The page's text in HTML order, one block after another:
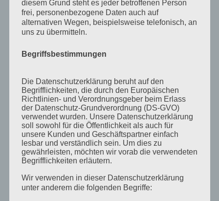
November 2011
Oktober 2011
August 2011
Juni 2011
Mai 2011
April 2011
März 2011
Februar 2011
Dezember 2010
diesem Grund steht es jeder betroffenen Person
frei, personenbezogene Daten auch auf
alternativen Wegen, beispielsweise telefonisch, an
uns zu übermitteln.
Begriffsbestimmungen
Die Datenschutzerklärung beruht auf den
Begrifflichkeiten, die durch den Europäischen
Richtlinien- und Verordnungsgeber beim Erlass
der Datenschutz-Grundverordnung (DS-GVO)
verwendet wurden. Unsere Datenschutzerklärung
soll sowohl für die Öffentlichkeit als auch für
unsere Kunden und Geschäftspartner einfach
lesbar und verständlich sein. Um dies zu
gewährleisten, möchten wir vorab die verwendeten
Begrifflichkeiten erläutern.
Wir verwenden in dieser Datenschutzerklärung
unter anderem die folgenden Begriffe: